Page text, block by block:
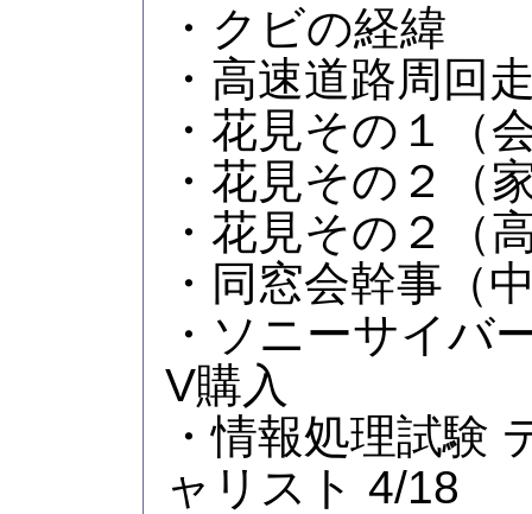
・クビの経緯
・高速道路周回
・花見その１（
・花見その２（
・花見その２（
・同窓会幹事（
・ソニーサイバ
V購入
・情報処理試験
ャリスト 4/18